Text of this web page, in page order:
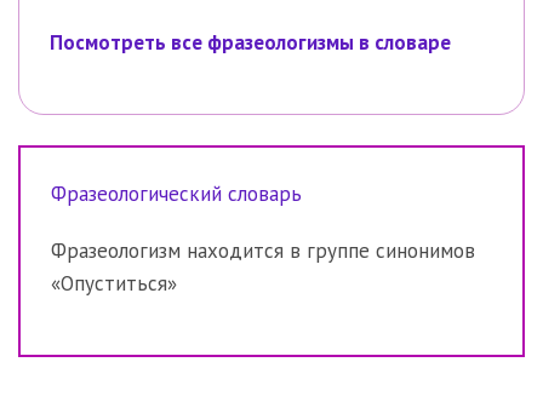
Посмотреть все фразеологизмы в словаре
Фразеологический словарь
Фразеологизм находится в группе синонимов
«Опуститься»